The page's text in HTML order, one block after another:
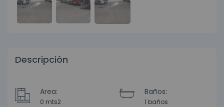
Descripción
Area:
0 mts2
Baños:
1 baños